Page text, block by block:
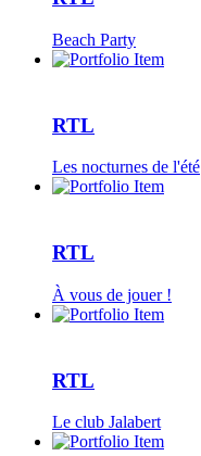
Beach Party
RTL
Les nocturnes de l'été
RTL
À vous de jouer !
RTL
Le club Jalabert